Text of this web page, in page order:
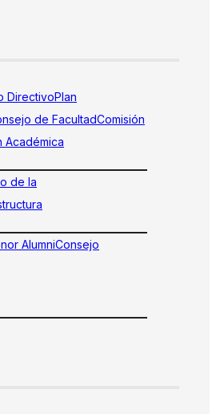
DirectivoPlan
de FacultadComisión
Académica
de la
AlumniConsejo